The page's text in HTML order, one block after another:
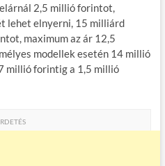
2,5 millió forintot,
lehet elnyerni, 15 milliárd
maximum az ár 12,5
modellek esetén 14 millió
millió forintig a 1,5 millió